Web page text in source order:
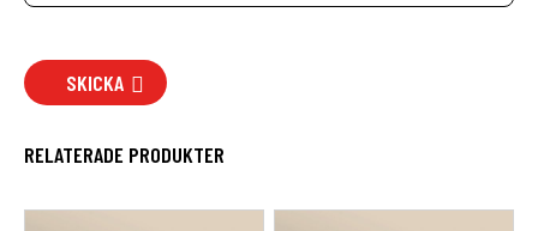
SKICKA
RELATERADE PRODUKTER